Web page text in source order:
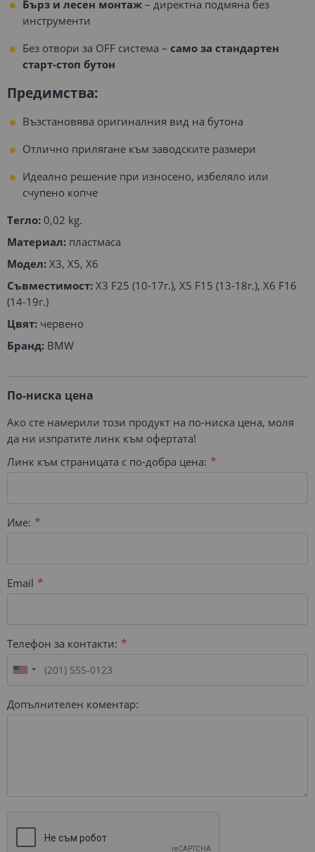
Бърз и лесен монтаж – директна подмяна без
инструменти
Без отвори за OFF система – само за стандартен
старт-стоп бутон
Предимства:
Възстановява оригиналния вид на бутонa
Отлично прилягане към заводските размери
Идеално решение при износено, избеляло или
счупено копче
Тегло: 0,02 kg.
Материал: пластмаса
Модел: X3, X5, X6
Съвместимост: X3 F25 (10-17г.), X5 F15 (13-18г.), X6 F16
(14-19г.)
Цвят: червено
Бранд: BMW
По-ниска цена
Ако сте намерили този продукт на по-ниска цена, моля
да ни изпратите линк към офертата!
Линк към страницата с по-добра цена:
Име:
Email
Телефон за контакти:
Допълнителен коментар: